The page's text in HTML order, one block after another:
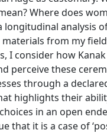
Where does
longitudinal analysis
from my
I consider how
perceive these
through a
highlights their
in an open
that it is a case of